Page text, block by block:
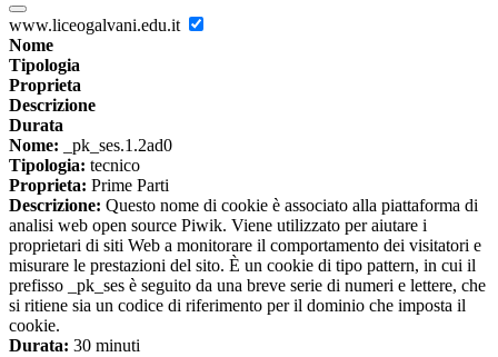
www.liceogalvani.edu.it
Nome
Tipologia
Proprieta
Descrizione
Durata
Nome: _pk_ses.1.2ad0
Tipologia: tecnico
Proprieta: Prime Parti
Descrizione: Questo nome di cookie è associato alla piattaforma di
analisi web open source Piwik. Viene utilizzato per aiutare i
proprietari di siti Web a monitorare il comportamento dei visitatori e
misurare le prestazioni del sito. È un cookie di tipo pattern, in cui il
prefisso _pk_ses è seguito da una breve serie di numeri e lettere, che
si ritiene sia un codice di riferimento per il dominio che imposta il
cookie.
Durata: 30 minuti